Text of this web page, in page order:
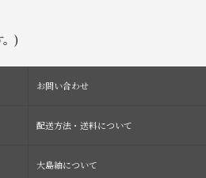
。)
お問い合わせ
配送方法・送料について
大島紬について